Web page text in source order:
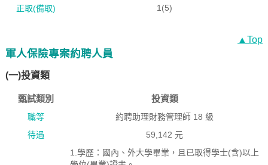
正取(備取)
1(5)
▲Top
軍人保險專案約聘人員
(一)投資類
甄試類別 投資類
職等
約聘助理財務管理師 18 級
待遇
59,142 元
1.學歷：國內、外大學畢業，且已取得學士(含)以上